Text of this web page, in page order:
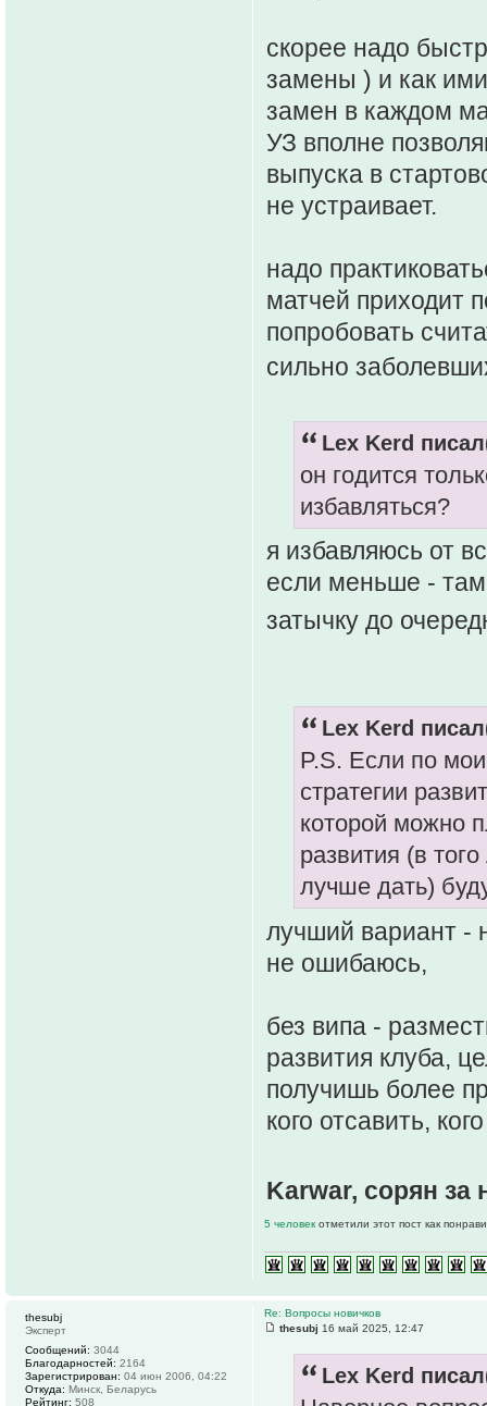
скорее надо
замены ) и как
замен в каждом
УЗ вполне
выпуска в
не устраивает.
надо
матчей приходит
попробовать
сильно
Lex Kerd
он годится
избавляться?
я избавляюсь от
если меньше - там
затычку до
Lex Kerd
P.S. Если по
стратегии
которой можно
развития (в
лучше дать)
лучший вариант -
не ошибаюсь,
без випа -
развития клуба,
получишь более
кого отсавить,
Karwar, сорян
5 человек отметили этот пост как
Re: Вопросы новичков
thesubj 16 май 2025, 12:47
Lex Kerd
thesubj
Эксперт
Сообщений: 3044
Благодарностей: 2164
Зарегистрирован: 04 июн 2006, 04:22
Откуда: Минск, Беларусь
Рейтинг: 508